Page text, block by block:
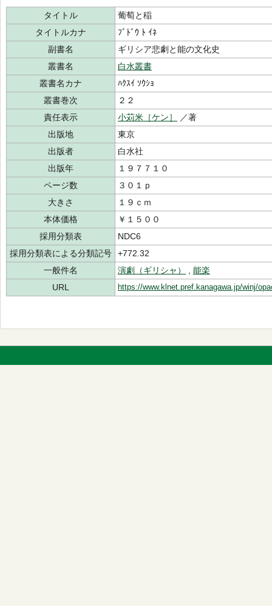
タイトル
葡萄と稲
タイトルカナ
ﾌﾞﾄﾞｳ ﾄ ｲﾈ
副書名
ギリシア悲劇と能の文化史
叢書名
白水叢書
叢書名カナ
ﾊｸｽｲ ｿｳｼｮ
叢書巻次
２２
責任表示
小苅米［ケン］
／著
出版地
東京
出版者
白水社
出版年
１９７７１０
ページ数
３０１ｐ
大きさ
１９ｃｍ
本体価格
￥１５００
採用分類表
NDC6
採用分類表による分類記号
+772.32
一般件名
演劇（ギリシャ）
能楽
URL
https://www.klnet.pref.kanagawa.jp/winj/